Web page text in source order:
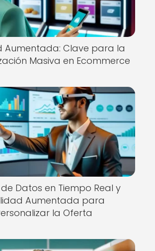
Aumentada: Clave para la
Masiva en Ecommerce
de Datos en Tiempo Real y
Aumentada para
la Oferta